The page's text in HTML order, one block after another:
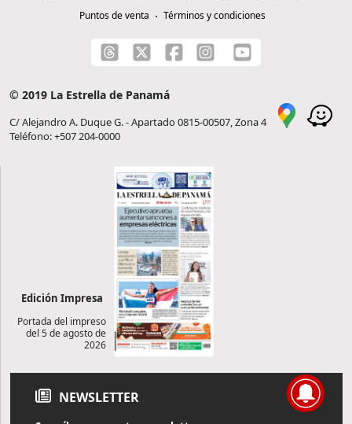
Puntos de venta
Términos y condiciones
© 2019 La Estrella de Panamá
C/ Alejandro A. Duque G. - Apartado 0815-00507, Zona 4
Teléfono: +507 204-0000
Edición Impresa
Portada del impreso
del 5 de agosto de
2026
NEWSLETTER